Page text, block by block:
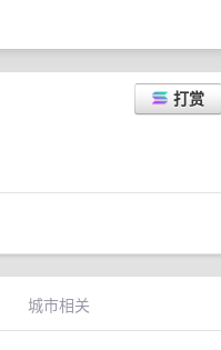
打赏
城市相关